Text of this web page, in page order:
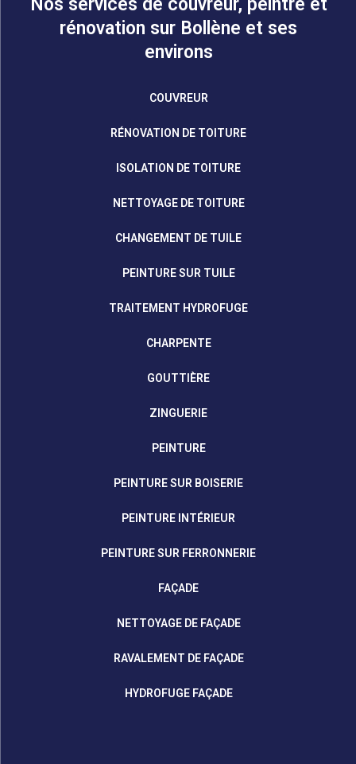
Nos services de couvreur, peintre et
rénovation sur Bollène et ses
environs
COUVREUR
RÉNOVATION DE TOITURE
ISOLATION DE TOITURE
NETTOYAGE DE TOITURE
CHANGEMENT DE TUILE
PEINTURE SUR TUILE
TRAITEMENT HYDROFUGE
CHARPENTE
GOUTTIÈRE
ZINGUERIE
PEINTURE
PEINTURE SUR BOISERIE
PEINTURE INTÉRIEUR
PEINTURE SUR FERRONNERIE
FAÇADE
NETTOYAGE DE FAÇADE
RAVALEMENT DE FAÇADE
HYDROFUGE FAÇADE